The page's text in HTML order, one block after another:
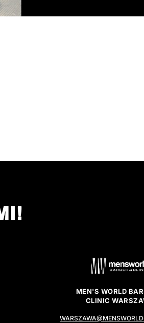
MEN'S WORLD
CLINIC